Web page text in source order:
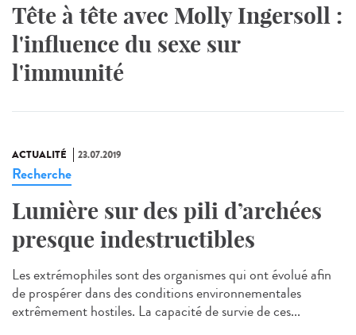
Tête à tête avec Molly Ingersoll :
l'influence du sexe sur
l'immunité
ACTUALITÉ 23.07.2019
Recherche
Lumière sur des pili d’archées
presque indestructibles
Les extrémophiles sont des organismes qui ont évolué afin
de prospérer dans des conditions environnementales
extrêmement hostiles. La capacité de survie de ces...